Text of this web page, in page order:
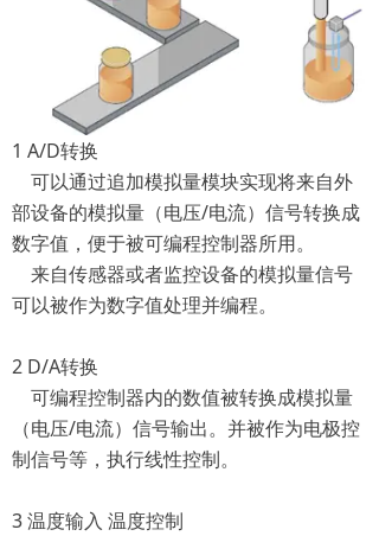
1 A/D转换
可以通过追加模拟量模块实现将来自外
部设备的模拟量（电压/电流）信号转换成
数字值，便于被可编程控制器所用。
来自传感器或者监控设备的模拟量信号
可以被作为数字值处理并编程。
2 D/A转换
可编程控制器内的数值被转换成模拟量
（电压/电流）信号输出。并被作为电极控
制信号等，执行线性控制。
3 温度输入 温度控制